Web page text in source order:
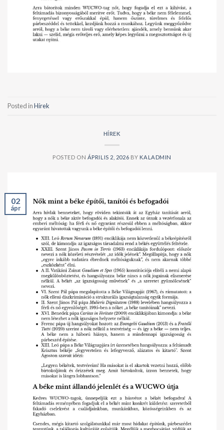
Posted inHírek
HÍREK
POSTED ON ÁPRILIS 2, 2026 BY KALADMIN
02
ápr